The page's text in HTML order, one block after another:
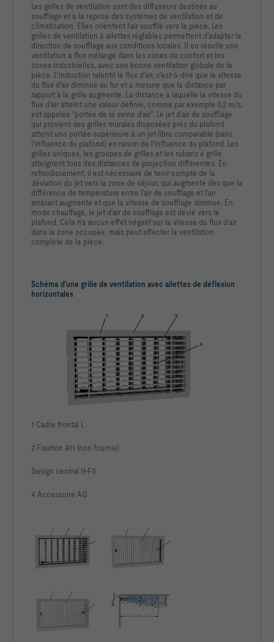
Schéma d'une grille de ventilation avec ailettes de déflexion
horizontales
1 Cadre frontal L
2 Fixation A11 (non fournie)
Design central H-F0
4 Accessoire AG
Les grilles de ventilation sont des diffuseurs destinés au
soufflage et à la reprise des systèmes de ventilation et de
climatisation. Elles orientent l'air soufflé vers la pièce. Les
grilles de ventilation à ailettes réglables permettent d'adapter la
direction de soufflage aux conditions locales. Il en résulte une
ventilation à flux mélangé dans les zones de confort et les
zones industrielles, avec une bonne ventilation globale de la
pièce. L'induction ralentit le flux d'air, c'est-à-dire que la vitesse
du flux d'air diminue au fur et à mesure que la distance par
rapport à la grille augmente. La distance à laquelle la vitesse du
flux d'air atteint une valeur définie, comme par exemple 0,2 m/s,
est appelée "portée de la veine d'air". Le jet d'air de soufflage
qui provient des grilles murales disposées près du plafond
atteint une portée supérieure à un jet libre comparable (sans
l'influence du plafond) en raison de l'influence du plafond. Les
grilles uniques, les groupes de grilles et les rubans à grille
atteignent tous des distances de projection différentes. En
refroidissement, il est nécessaire de tenir compte de la
déviation du jet vers la zone de séjour, qui augmente dès que la
différence de température entre l'air de soufflage et l'air
ambiant augmente et que la vitesse de soufflage diminue. En
mode chauffage, le jet d'air de soufflage est dévié vers le
plafond. Cela n'a aucun effet négatif sur la vitesse du flux d'air
dans la zone occupée, mais peut affecter la ventilation
complète de la pièce.